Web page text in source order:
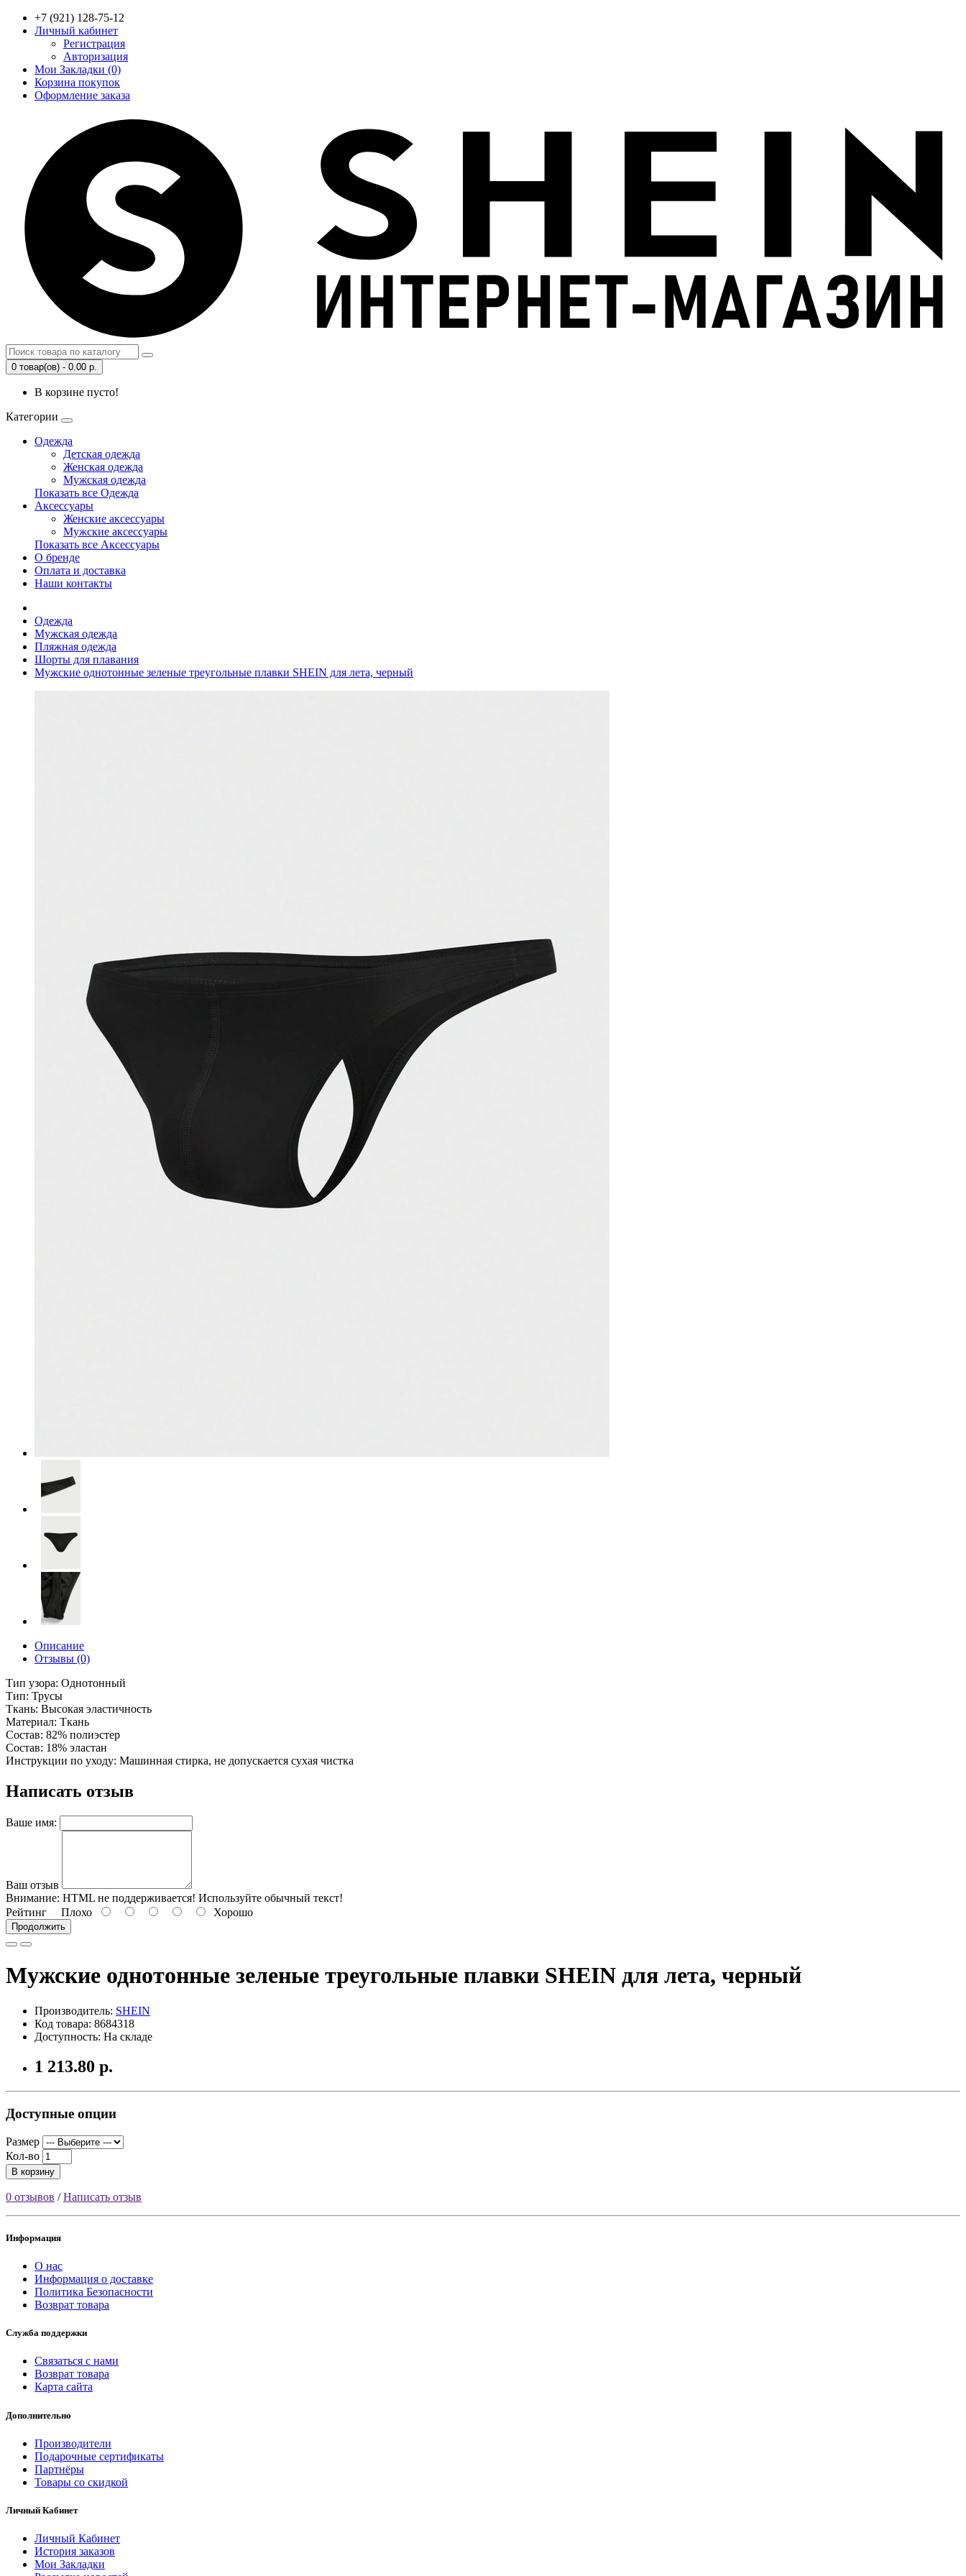
+7 (921) 128-75-12
Личный кабинет
Регистрация
Авторизация
Мои Закладки (0)
Корзина покупок
Оформление заказа
0 товар(ов) - 0.00 р.
В корзине пусто!
Категории
Одежда
Детская одежда
Женская одежда
Мужская одежда
Показать все Одежда
Аксессуары
Женские аксессуары
Мужские аксессуары
Показать все Аксессуары
О бренде
Оплата и доставка
Наши контакты
Одежда
Мужская одежда
Пляжная одежда
Шорты для плавания
Мужские однотонные зеленые треугольные плавки SHEIN для лета, черный
Описание
Отзывы (0)
Тип узора: Однотонный
Тип: Трусы
Ткань: Высокая эластичность
Материал: Ткань
Состав: 82% полиэстер
Состав: 18% эластан
Инструкции по уходу: Машинная стирка, не допускается сухая чистка
Написать отзыв
Ваше имя:
Ваш отзыв
Внимание: HTML не поддерживается! Используйте обычный текст!
Рейтинг Плохо Хорошо
Продолжить
Мужские однотонные зеленые треугольные плавки SHEIN для лета, черный
Производитель: SHEIN
Код товара: 8684318
Доступность: На складе
1 213.80 р.
Доступные опции
Размер
Кол-во
В корзину
0 отзывов /Написать отзыв
Информация
О нас
Информация о доставке
Политика Безопасности
Возврат товара
Служба поддержки
Связаться с нами
Возврат товара
Карта сайта
Дополнительно
Производители
Подарочные сертификаты
Партнёры
Товары со скидкой
Личный Кабинет
Личный Кабинет
История заказов
Мои Закладки